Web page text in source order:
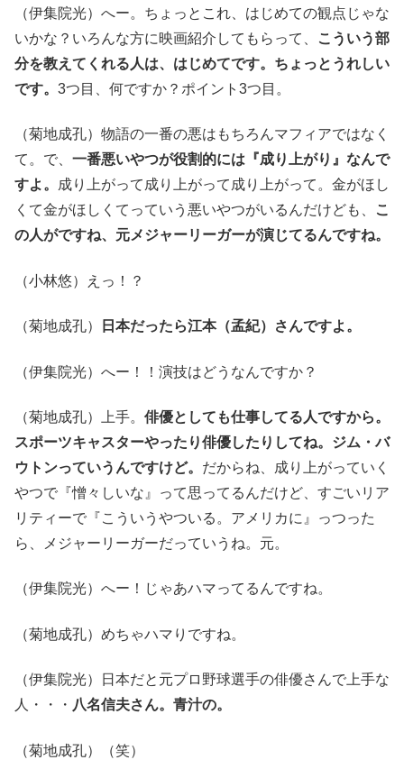
（伊集院光）へー。ちょっとこれ、はじめての観点じゃな
いかな？いろんな方に映画紹介してもらって、
こういう部
分を教えてくれる人は、はじめてです。ちょっとうれしい
です。 3つ目、何ですか？ポイント3つ目。
（菊地成孔）物語の一番の悪はもちろんマフィアではなく
て。で、 一番悪いやつが役割的には『成り上がり』なんで
すよ。 成り上がって成り上がって成り上がって。金がほし
くて金がほしくてっていう悪いやつがいるんだけども、
こ
の人がですね、元メジャーリーガーが演じてるんですね。
（小林悠）えっ！？
（菊地成孔） 日本だったら江本（孟紀）さんですよ。
（伊集院光）へー！！演技はどうなんですか？
（菊地成孔）上手。 俳優としても仕事してる人ですから。
スポーツキャスターやったり俳優したりしてね。ジム・バ
ウトンっていうんですけど。 だからね、成り上がっていく
やつで『憎々しいな』って思ってるんだけど、すごいリア
リティーで『こういうやついる。アメリカに』っつった
ら、メジャーリーガーだっていうね。元。
（伊集院光）へー！じゃあハマってるんですね。
（菊地成孔）めちゃハマりですね。
（伊集院光）日本だと元プロ野球選手の俳優さんで上手な
人・・・ 八名信夫さん。青汁の。
（菊地成孔）（笑）